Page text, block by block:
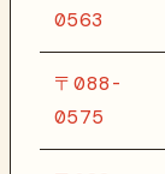
0563
〒088-
0575